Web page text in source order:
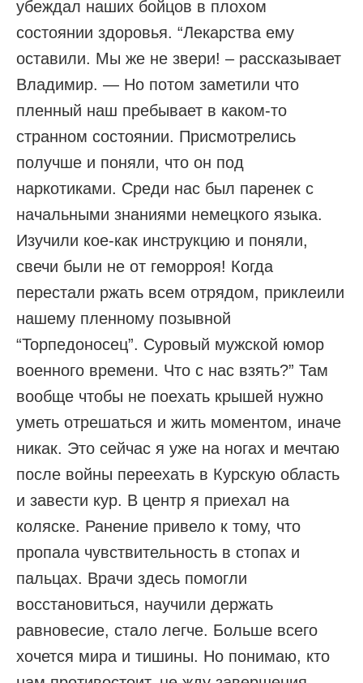
убеждал наших бойцов в плохом
состоянии здоровья. “Лекарства ему
оставили. Мы же не звери! – рассказывает
Владимир. — Но потом заметили что
пленный наш пребывает в каком-то
странном состоянии. Присмотрелись
получше и поняли, что он под
наркотиками. Среди нас был паренек с
начальными знаниями немецкого языка.
Изучили кое-как инструкцию и поняли,
свечи были не от геморроя! Когда
перестали ржать всем отрядом, приклеили
нашему пленному позывной
“Торпедоносец”. Суровый мужской юмор
военного времени. Что с нас взять?” Там
вообще чтобы не поехать крышей нужно
уметь отрешаться и жить моментом, иначе
никак. Это сейчас я уже на ногах и мечтаю
после войны переехать в Курскую область
и завести кур. В центр я приехал на
коляске. Ранение привело к тому, что
пропала чувствительность в стопах и
пальцах. Врачи здесь помогли
восстановиться, научили держать
равновесие, стало легче. Больше всего
хочется мира и тишины. Но понимаю, кто